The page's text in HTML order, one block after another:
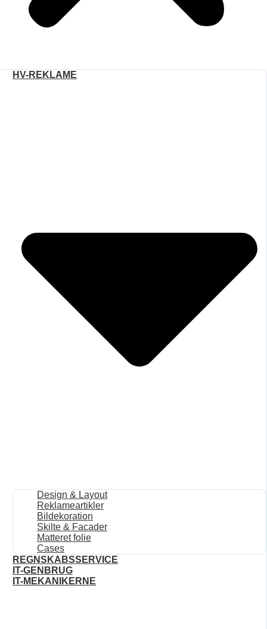
HV-REKLAME
Design & Layout
Reklameartikler
Bildekoration
Skilte & Facader
Matteret folie
Cases
REGNSKABSSERVICE
IT-GENBRUG
IT-MEKANIKERNE